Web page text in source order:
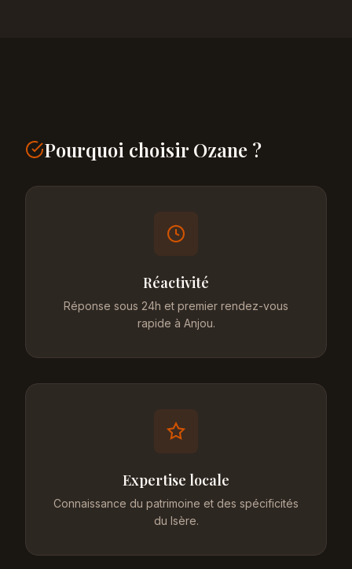
Pourquoi choisir Ozane ?
Réactivité
Réponse sous 24h et premier rendez-vous
rapide à Anjou.
Expertise locale
Connaissance du patrimoine et des spécificités
du Isère.